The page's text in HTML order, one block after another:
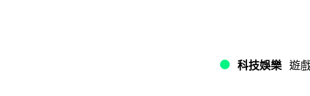
科技娛樂 遊